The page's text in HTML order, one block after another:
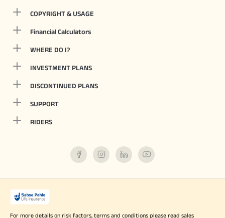
COPYRIGHT & USAGE
Financial Calculators
WHERE DO I?
INVESTMENT PLANS
DISCONTINUED PLANS
SUPPORT
RIDERS
For more details on risk factors, terms and conditions please read sales